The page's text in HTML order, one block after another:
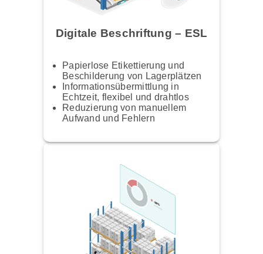
Digitale Beschriftung – ESL
Papierlose Etikettierung und
Beschilderung von Lagerplätzen
Informationsübermittlung in
Echtzeit, flexibel und drahtlos
Reduzierung von manuellem
Aufwand und Fehlern